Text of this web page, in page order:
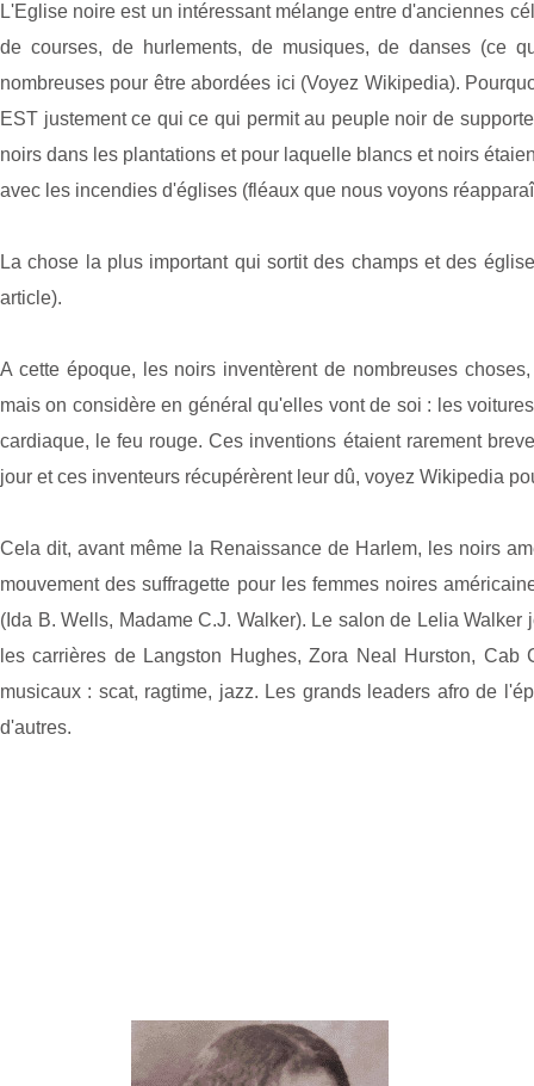
L'Eglise noire est un intéressant mélange entre d'anciennes
de courses, de hurlements, de musiques, de danses (ce
nombreuses pour être abordées ici (Voyez Wikipedia).
EST justement ce qui ce qui permit au peuple noir de
noirs dans les plantations et pour laquelle blancs et noirs
avec les incendies d'églises (fléaux que nous voyons
La chose la plus important qui sortit des champs et des
article).
A cette époque, les noirs inventèrent de nombreuses
mais on considère en général qu'elles vont de soi : les
cardiaque, le feu rouge. Ces inventions étaient rarement
jour et ces inventeurs récupérèrent leur dû, voyez Wikipedia
Cela dit, avant même la Renaissance de Harlem, les noirs
mouvement des suffragette pour les femmes noires
(Ida B. Wells, Madame C.J. Walker). Le salon de Lelia
les carrières de Langston Hughes, Zora Neal Hurston,
musicaux : scat, ragtime, jazz. Les grands leaders afro de
d'autres.